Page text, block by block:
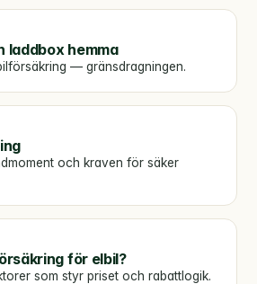
laddbox hemma
— gränsdragningen.
och kraven för säker
för elbil?
som styr priset och rabattlogik.